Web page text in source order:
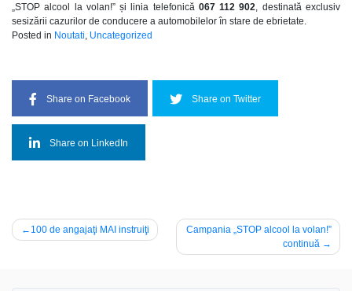
„STOP alcool la volan!” și linia telefonică 067 112 902
, destinată exclusiv
sesizării cazurilor de conducere a automobilelor în stare de ebrietate.
Posted in Noutati Uncategorized
Share on Facebook Share on Twitter
Share on LinkedIn
Navigare
100 de angajaţi MAI instruiţi
Campania „STOP alcool la volan!”
continuă